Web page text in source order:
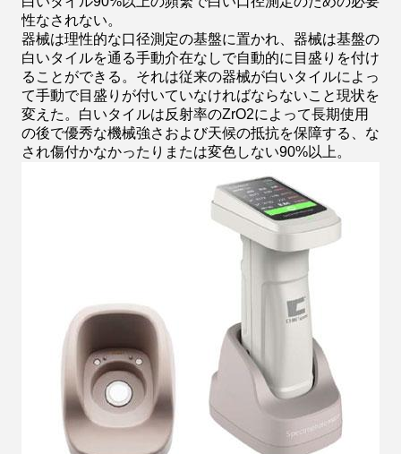
性なされない。
器械は理性的な口径測定の基盤に置かれ、器械は基盤の
白いタイルを通る手動介在なしで自動的に目盛りを付け
ることができる。それは従来の器械が白いタイルによっ
て手動で目盛りが付いていなければならないこと現状を
変えた。白いタイルは反射率のZrO2によって長期使用
の後で優秀な機械強さおよび天候の抵抗を保障する、な
され傷付かなかったりまたは変色しない90%以上。